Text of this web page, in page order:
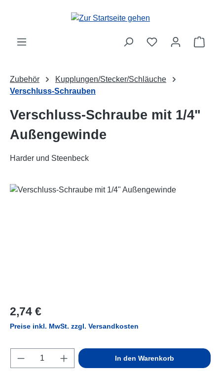
Zum Hauptinhalt springen
Zubehör
Kupplungen/Stecker/Schläuche
Verschluss-Schrauben
Verschluss-Schraube mit 1/4"
Außengewinde
Harder und Steenbeck
Bildergalerie überspringen
Regulärer Preis:
2,74 €
Preise inkl. MwSt. zzgl. Versandkosten
Produkt Anzahl: Gib den gewünschten
In den Warenkorb